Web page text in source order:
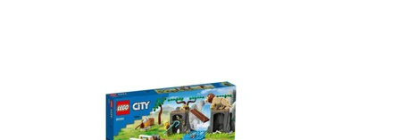
Záchranářská stavebnice z prostředí divočiny
Dostupnost:
Skladem>3